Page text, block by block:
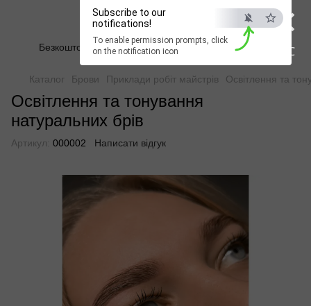
×
ESC
Subscribe to our
notifications!
To enable permission prompts, click
on the notification icon
Beauty Hunter
Безкоштовна доставка при замовленні від 2500 грн
Каталог Брови Приклади робіт майстрів Освітлення та
Освітлення та тонування
натуральних брів
Артикул: 000002 Написати відгук